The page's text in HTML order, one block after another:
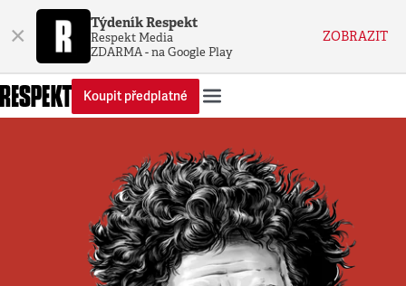
× Týdeník Respekt
Respekt Media
ZDARMA - na Google Play
ZOBRAZIT
Koupit předplatné